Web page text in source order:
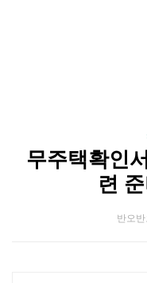
무주택확인
련
반오반